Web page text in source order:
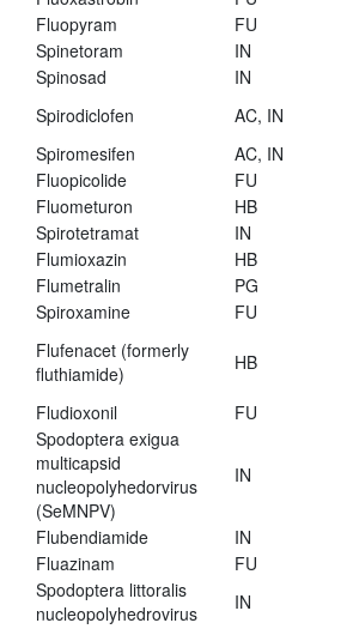
Fluopyram
FU
Spinetoram
IN
Spinosad
IN
Spirodiclofen
AC, IN
Spiromesifen
AC, IN
Fluopicolide
FU
Fluometuron
HB
Spirotetramat
IN
Flumioxazin
HB
Flumetralin
PG
Spiroxamine
FU
Flufenacet (formerly
fluthiamide)
HB
Fludioxonil
FU
Spodoptera exigua
multicapsid
nucleopolyhedorvirus
(SeMNPV)
IN
Flubendiamide IN
Fluazinam
FU
Spodoptera littoralis
nucleopolyhedrovirus
IN